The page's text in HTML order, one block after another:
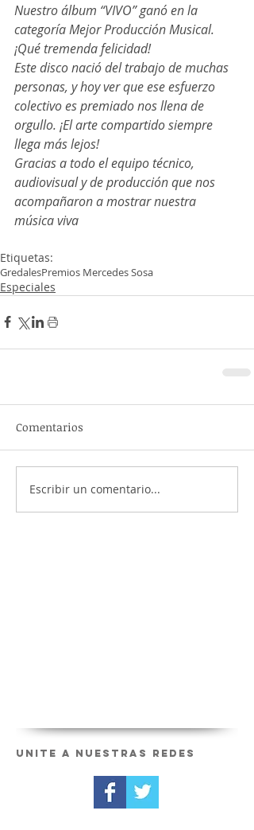
Nuestro álbum “VIVO” ganó en la
categoría Mejor Producción Musical.
¡Qué tremenda felicidad!
Este disco nació del trabajo de muchas
personas, y hoy ver que ese esfuerzo
colectivo es premiado nos llena de
orgullo. ¡El arte compartido siempre
llega más lejos!
Gracias a todo el equipo técnico,
audiovisual y de producción que nos
acompañaron a mostrar nuestra
música viva
Etiquetas:
GredalesPremios Mercedes Sosa
Especiales
Comentarios
Escribir un comentario...
Unite a nuestras redes